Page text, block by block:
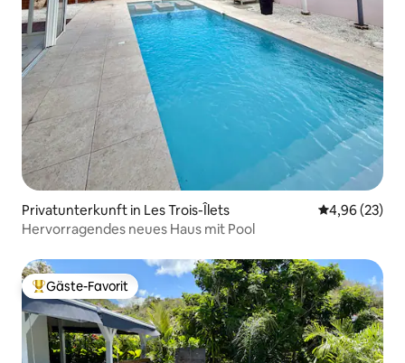
Privatunterkunft in Les Trois-Îlets
4,96 (23)
Hervorragendes neues Haus mit Pool
Beliebter Gäste-Favorit.
Gäste-Favorit